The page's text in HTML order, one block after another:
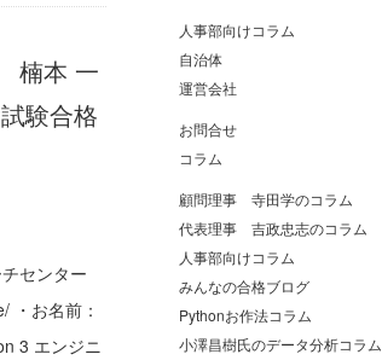
楠本 一
験合格
センター
・お名前：
3 エンジニ
人事部向けコラム
自治体
運営会社
お問合せ
コラム
顧問理事 寺田学のコラム
代表理事 吉政忠志のコラム
人事部向けコラム
みんなの合格ブログ
Pythonお作法コラム
小澤昌樹氏のデータ分析コラム